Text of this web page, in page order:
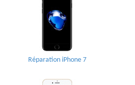
Réparation iPhone 7